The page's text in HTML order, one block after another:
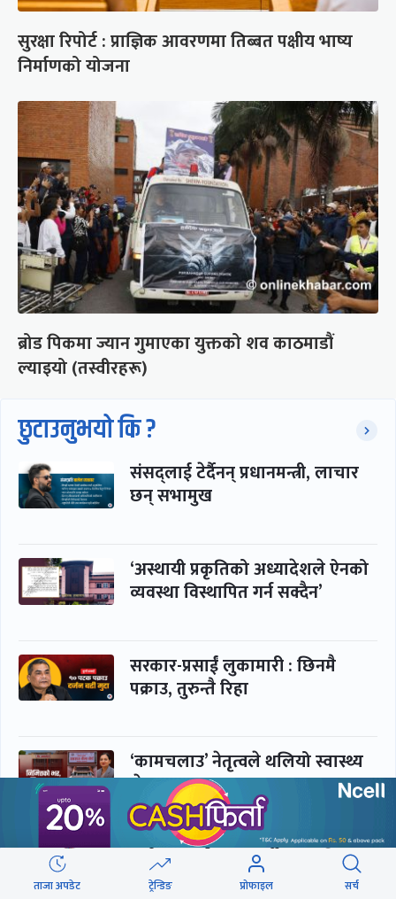
सुरक्षा रिपोर्ट : प्राज्ञिक आवरणमा तिब्बत पक्षीय भाष्य
निर्माणको योजना
ब्रोड पिकमा ज्यान गुमाएका युक्तको शव काठमाडौं
ल्याइयो (तस्वीरहरू)
छुटाउनुभयो कि ?
संसद्लाई टेर्दैनन् प्रधानमन्त्री, लाचार
छन् सभामुख
‘अस्थायी प्रकृतिको अध्यादेशले ऐनको
व्यवस्था विस्थापित गर्न सक्दैन’
सरकार-प्रसाईं लुकामारी : छिनमै
पक्राउ, तुरुन्तै रिहा
‘कामचलाउ’ नेतृत्वले थलियो स्वास्थ्य
क्षेत्र
पूर्णबहादुर-शेखर : पार्टी सभापति
ताक्थे, विभाजनको संघारमा
ताजा अपडेट ट्रेन्डिङ प्रोफाइल सर्च